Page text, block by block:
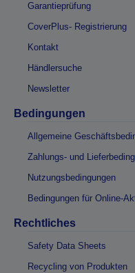
Garantieprüfung
CoverPlus- Registrierung
Kontakt
Händlersuche
Newsletter
Bedingungen
Allgemeine
Zahlungs- und
Nutzungsbedingungen
Bedingungen für Online-
Rechtliches
Safety Data Sheets
Recycling von Produkten